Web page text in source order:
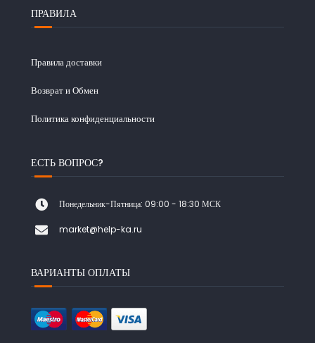
ПРАВИЛА
Правила доставки
Возврат и Обмен
Политика конфиденциальности
ЕСТЬ ВОПРОС?
Понедельник-Пятница: 09:00 - 18:30 МСК
market@help-ka.ru
ВАРИАНТЫ ОПЛАТЫ